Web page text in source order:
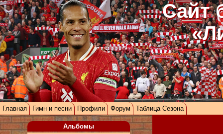
Сайт
Главная Гимн и песни Профили Форум Таблица Сезона
Альбомы